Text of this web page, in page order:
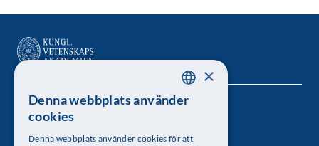
Kungl. Vetenskapsakademien
Besöksadress: Lilla Frescativägen 4A
SWEDISH
×
Denna webbplats använder
cookies
Denna webbplats använder cookies för att